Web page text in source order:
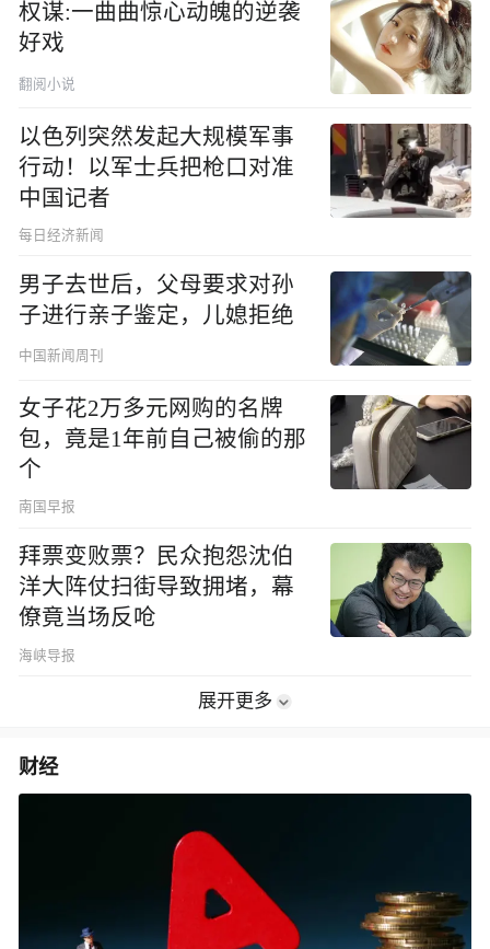
权谋:一曲曲惊心动魄的逆袭
好戏
翻阅小说
以色列突然发起大规模军事
行动！以军士兵把枪口对准
中国记者
每日经济新闻
男子去世后，父母要求对孙
子进行亲子鉴定，儿媳拒绝
中国新闻周刊
女子花2万多元网购的名牌
包，竟是1年前自己被偷的那
个
南国早报
拜票变败票？民众抱怨沈伯
洋大阵仗扫街导致拥堵，幕
僚竟当场反呛
海峡导报
展开更多
财经